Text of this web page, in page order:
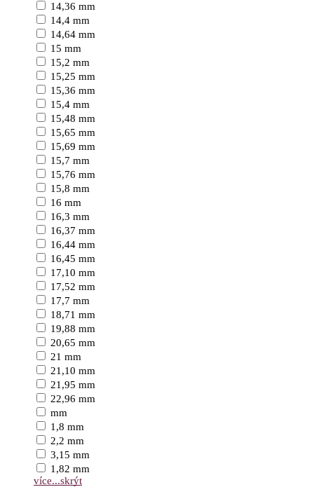
14,36 mm
14,4 mm
14,64 mm
15 mm
15,2 mm
15,25 mm
15,36 mm
15,4 mm
15,48 mm
15,65 mm
15,69 mm
15,7 mm
15,76 mm
15,8 mm
16 mm
16,3 mm
16,37 mm
16,44 mm
16,45 mm
17,10 mm
17,52 mm
17,7 mm
18,71 mm
19,88 mm
20,65 mm
21 mm
21,10 mm
21,95 mm
22,96 mm
mm
1,8 mm
2,2 mm
3,15 mm
1,82 mm
více...skrýt